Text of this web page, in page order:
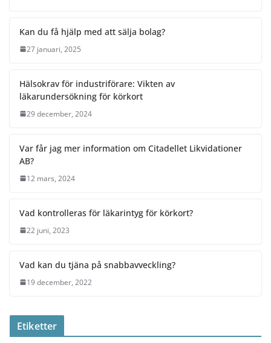
Kan du få hjälp med att sälja bolag?
27 januari, 2025
Hälsokrav för industriförare: Vikten av
läkarundersökning för körkort
29 december, 2024
Var får jag mer information om Citadellet Likvidationer
AB?
12 mars, 2024
Vad kontrolleras för läkarintyg för körkort?
22 juni, 2023
Vad kan du tjäna på snabbavveckling?
19 december, 2022
Etiketter